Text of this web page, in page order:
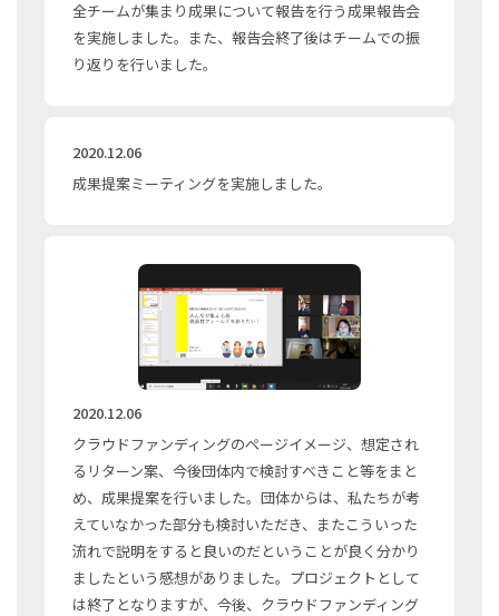
全チームが集まり成果について報告を行う成果報告会
を実施しました。また、報告会終了後はチームでの振
り返りを行いました。
2020.12.06
成果提案ミーティングを実施しました。
2020.12.06
クラウドファンディングのページイメージ、想定され
るリターン案、今後団体内で検討すべきこと等をまと
め、成果提案を行いました。団体からは、私たちが考
えていなかった部分も検討いただき、またこういった
流れで説明をすると良いのだということが良く分かり
ましたという感想がありました。プロジェクトとして
は終了となりますが、今後、クラウドファンディング